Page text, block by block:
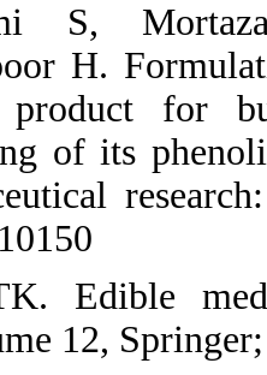
22.
polyherbal
fingerprinting
of
PMID:
23. Lim TK.
plants: